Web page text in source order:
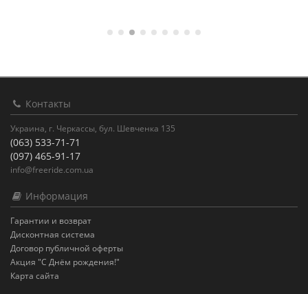
Контакты
Украина, г. Черкассы, бул. Шевченка 135
(063) 533-71-71
(097) 465-91-17
info@freeride.com.ua
Информация
Гарантии и возврат
Дисконтная система
Договор публичной оферты
Акция "С Днём рождения!"
Карта сайта